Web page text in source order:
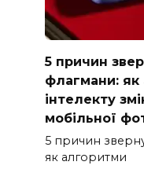
5 причин
флагмани:
інтелекту
мобільної
5 причин
як алгоритми